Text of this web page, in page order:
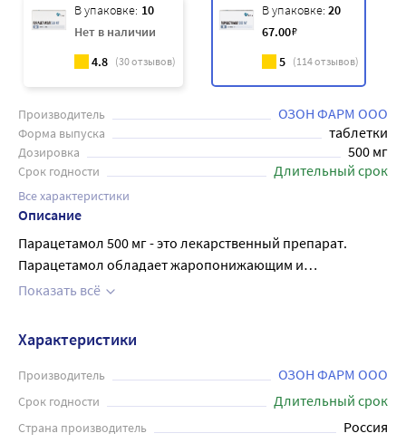
В упаковке: 10
Нет в наличии
4.8 (30отзывов)
В упаковке: 20
67.00₽
5 (114отзывов)
Производитель ОЗОН ФАРМ ООО
Форма выпуска таблетки
Дозировка 500 мг
Срок годности Длительный срок
Все характеристики
Описание
Парацетамол 500 мг - это лекарственный препарат.
Парацетамол обладает жаропонижающим и
болеутоляющим действием. Жаропонижающее средство
инфекционно-воспалительных заболеваниях,
сопровождающихся повышением температуры тела.
Обезболивающее средство при болевом синдроме
слабой и умеренной выраженности: артралгия, миалгия,
альгодисменорея, боль при травмах и ожогах. Внутрь, с
Показать всё
Характеристики
Производитель ОЗОН ФАРМ ООО
Срок годности Длительный срок
Страна производитель Россия